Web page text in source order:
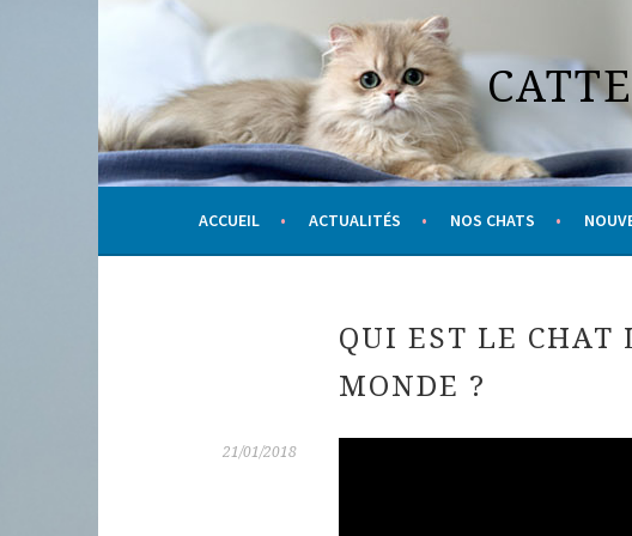
principal
ACCUEIL ACTUALITÉS NOS CHATS
QUI EST LE CHAT
MONDE ?
21/01/2018